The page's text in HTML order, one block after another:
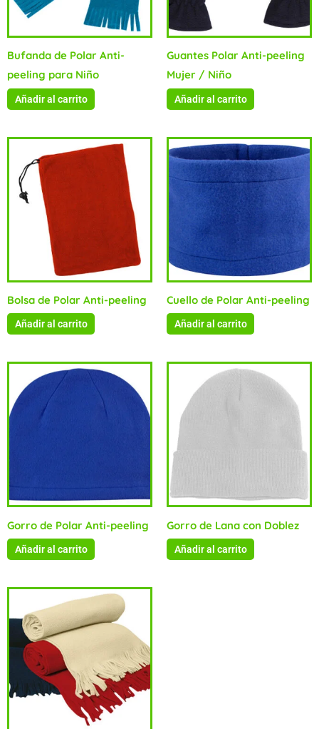
Bufanda de Polar Anti-
peeling para Niño
Añadir al carrito
Guantes Polar Anti-peeling
Mujer / Niño
Añadir al carrito
Bolsa de Polar Anti-peeling
Añadir al carrito
Cuello de Polar Anti-peeling
Añadir al carrito
Gorro de Polar Anti-peeling
Añadir al carrito
Gorro de Lana con Doblez
Añadir al carrito